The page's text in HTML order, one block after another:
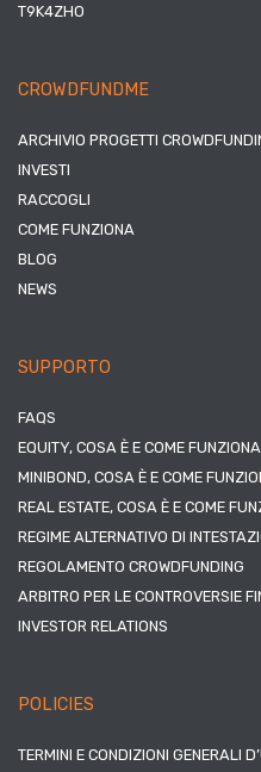
T9K4ZHO
CROWDFUNDME
ARCHIVIO PROGETTI
INVESTI
RACCOGLI
COME FUNZIONA
BLOG
NEWS
SUPPORTO
FAQS
EQUITY, COSA È E COME FUNZIONA
MINIBOND, COSA È E COME
REAL ESTATE, COSA È E COME
REGIME ALTERNATIVO DI
REGOLAMENTO CROWDFUNDING
ARBITRO PER LE CONTROVERSIE
INVESTOR RELATIONS
POLICIES
TERMINI E CONDIZIONI GENERALI